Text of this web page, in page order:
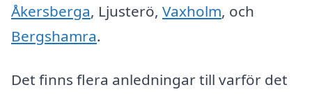
Åkersberga, Ljusterö, Vaxholm, och
Bergshamra.
Det finns flera anledningar till varför det